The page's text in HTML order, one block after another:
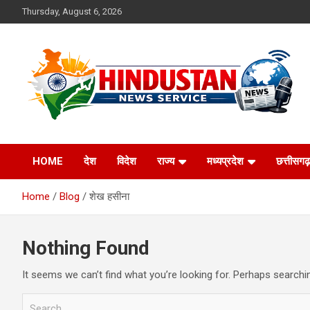
to
Thursday, August 6, 2026
Hindustan News
Service
HOME देश विदेश राज्य मध्यप्रदेश छत्तीसगढ़
Home Blog शेख हसीना
Nothing Found
It seems we can’t find what you’re looking for. Perhaps